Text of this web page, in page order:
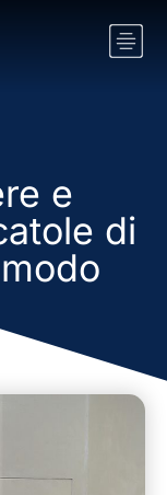
e
di